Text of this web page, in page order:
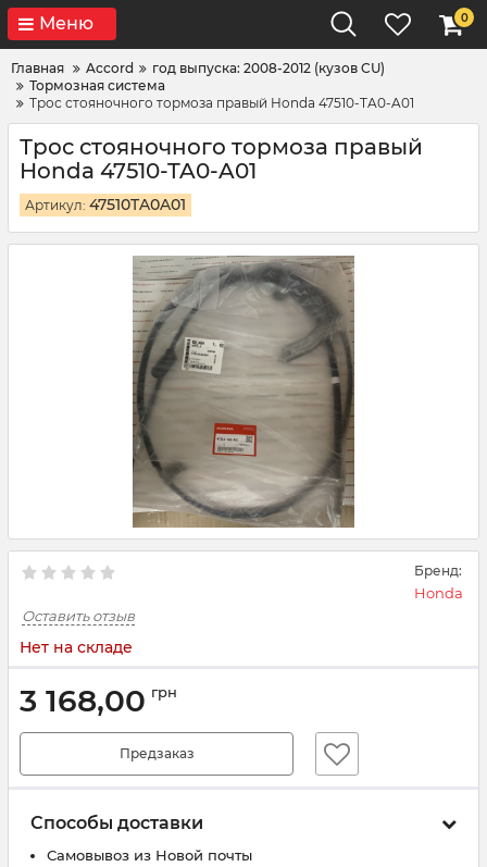
Меню 0
Главная Accord
год выпуска: 2008-2012 (кузов CU)
Тормозная система
Трос стояночного тормоза правый Honda 47510-TA0-A01
Трос стояночного тормоза правый
Honda 47510-TA0-A01
Артикул: 47510TA0A01
Бренд:
Honda
Оставить отзыв
Нет на складе
3 168,00 грн
Предзаказ
Способы доставки
Самовывоз из Новой почты